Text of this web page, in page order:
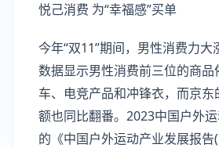
悦己消费 为“幸福感”买单
今年“双11”期间，男性消费力
数据显示男性消费前三位的商
车、电竞产品和冲锋衣，而京东
额也同比翻番。2023中国户外
的《中国户外运动产业发展报告